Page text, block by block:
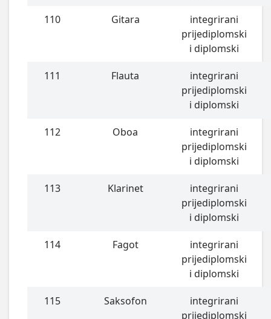
110 Gitara
integrirani
prijediplomski
i diplomski
111 Flauta
integrirani
prijediplomski
i diplomski
112 Oboa
integrirani
prijediplomski
i diplomski
113 Klarinet
integrirani
prijediplomski
i diplomski
114 Fagot
integrirani
prijediplomski
i diplomski
115 Saksofon
integrirani
prijediplomski